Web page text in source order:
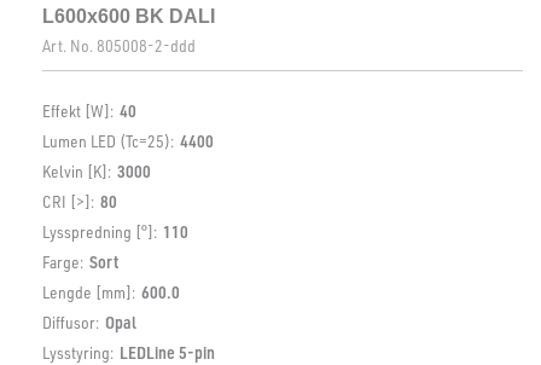
L600x600 BK DALI
Art. No. 805008-2-ddd
Effekt [W]: 40
Lumen LED (Tc=25): 4400
Kelvin [K]: 3000
CRI [>]: 80
Lysspredning [°]: 110
Farge: Sort
Lengde [mm]: 600.0
Diffusor: Opal
Lysstyring: LEDLine 5-pin